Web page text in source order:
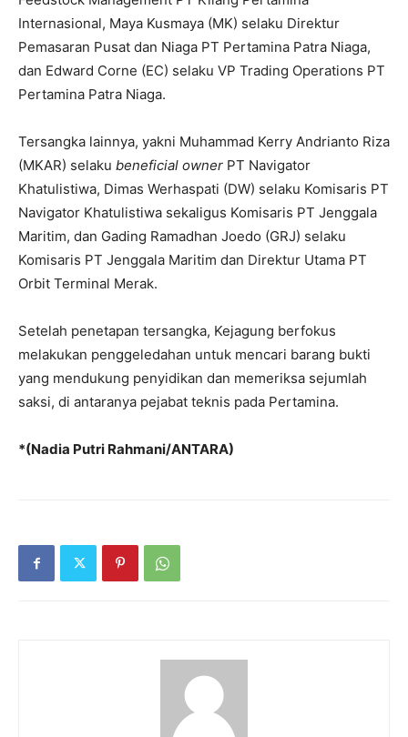
Internasional, Maya Kusmaya (MK) selaku Direktur
Pemasaran Pusat dan Niaga PT Pertamina Patra Niaga,
dan Edward Corne (EC) selaku VP Trading Operations PT
Pertamina Patra Niaga.
Tersangka lainnya, yakni Muhammad Kerry Andrianto Riza
(MKAR) selaku beneficial owner PT Navigator
Khatulistiwa, Dimas Werhaspati (DW) selaku Komisaris PT
Navigator Khatulistiwa sekaligus Komisaris PT Jenggala
Maritim, dan Gading Ramadhan Joedo (GRJ) selaku
Komisaris PT Jenggala Maritim dan Direktur Utama PT
Orbit Terminal Merak.
Setelah penetapan tersangka, Kejagung berfokus
melakukan penggeledahan untuk mencari barang bukti
yang mendukung penyidikan dan memeriksa sejumlah
saksi, di antaranya pejabat teknis pada Pertamina.
*(Nadia Putri Rahmani/ANTARA)